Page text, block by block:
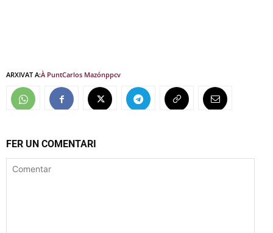
ARXIVAT A:À PuntCarlos Mazónppcv
FER UN COMENTARI